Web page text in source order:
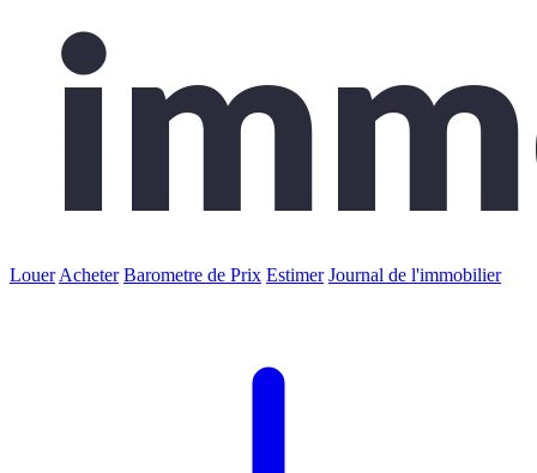
Louer Acheter Barometre de Prix Estimer Journal de l'immobilier